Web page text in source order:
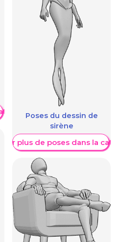
Poses du dessin de
sirène
plus de poses dans la